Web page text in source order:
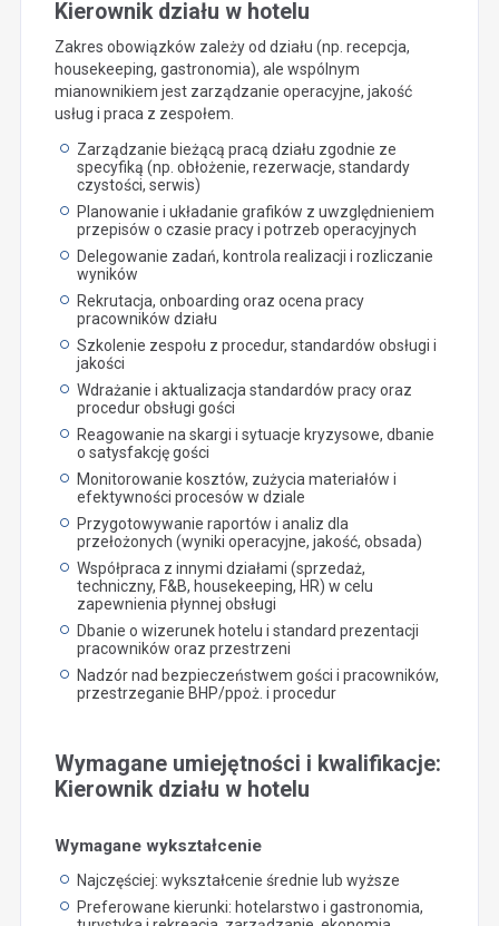
Kierownik działu w hotelu
Zakres obowiązków zależy od działu (np. recepcja,
housekeeping, gastronomia), ale wspólnym
mianownikiem jest zarządzanie operacyjne, jakość
usług i praca z zespołem.
Zarządzanie bieżącą pracą działu zgodnie ze
specyfiką (np. obłożenie, rezerwacje, standardy
czystości, serwis)
Planowanie i układanie grafików z uwzględnieniem
przepisów o czasie pracy i potrzeb operacyjnych
Delegowanie zadań, kontrola realizacji i rozliczanie
wyników
Rekrutacja, onboarding oraz ocena pracy
pracowników działu
Szkolenie zespołu z procedur, standardów obsługi i
jakości
Wdrażanie i aktualizacja standardów pracy oraz
procedur obsługi gości
Reagowanie na skargi i sytuacje kryzysowe, dbanie
o satysfakcję gości
Monitorowanie kosztów, zużycia materiałów i
efektywności procesów w dziale
Przygotowywanie raportów i analiz dla
przełożonych (wyniki operacyjne, jakość, obsada)
Współpraca z innymi działami (sprzedaż,
techniczny, F&B, housekeeping, HR) w celu
zapewnienia płynnej obsługi
Dbanie o wizerunek hotelu i standard prezentacji
pracowników oraz przestrzeni
Nadzór nad bezpieczeństwem gości i pracowników,
przestrzeganie BHP/ppoż. i procedur
Wymagane umiejętności i kwalifikacje:
Kierownik działu w hotelu
Wymagane wykształcenie
Najczęściej: wykształcenie średnie lub wyższe
Preferowane kierunki: hotelarstwo i gastronomia,